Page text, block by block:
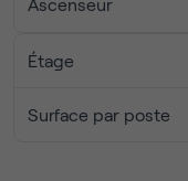
Ascenseur
Étage
Surface par poste